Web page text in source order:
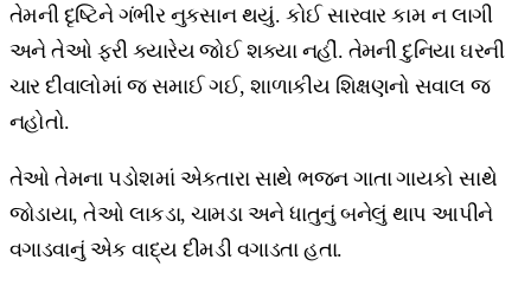
તેમની દૃષ્ટિને ગંભીર નુકસાન થયું. કોઈ સારવાર કામ ન લાગી
અને તેઓ ફરી ક્યારેય જોઈ શક્યા નહીં. તેમની દુનિયા ઘરની
ચાર દીવાલોમાં જ સમાઈ ગઈ, શાળાકીય શિક્ષણનો સવાલ જ
નહોતો.
તેઓ તેમના પડોશમાં એકતારા સાથે ભજન ગાતા ગાયકો સાથે
જોડાયા, તેઓ લાકડા, ચામડા અને ધાતુનું બનેલું થાપ આપીને
વગાડવાનું એક વાદ્ય દીમડી વગાડતા હતા.